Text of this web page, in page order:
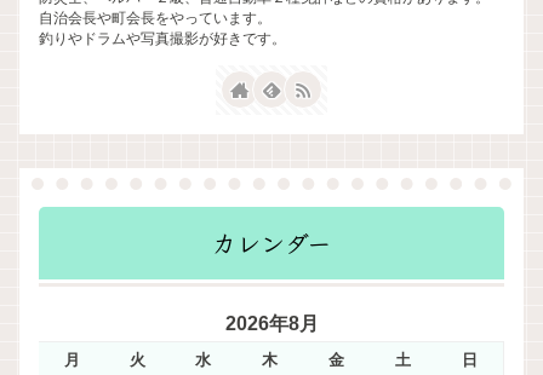
自治会長や町会長をやっています。
釣りやドラムや写真撮影が好きです。
カレンダー
2026年8月
月 火 水 木 金 土
日